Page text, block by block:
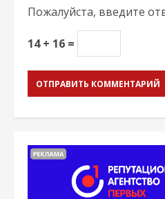
Пожалуйста, введите
14 + 16 =